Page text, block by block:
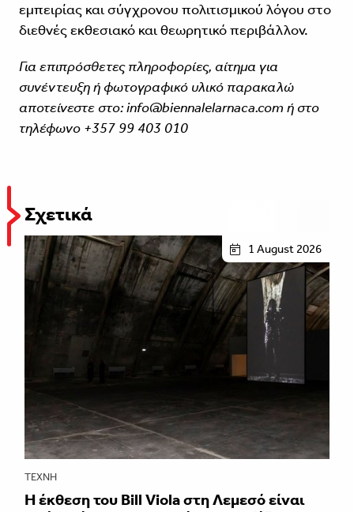
εμπειρίας και σύγχρονου πολιτισμικού λόγου στο
διεθνές εκθεσιακό και θεωρητικό περιβάλλον.
Για επιπρόσθετες πληροφορίες, αίτημα για
συνέντευξη ή φωτογραφικό υλικό παρακαλώ
αποτείνεστε στο: info@biennalelarnaca.com ή στο
τηλέφωνο +357 99 403 010
Σχετικά
1 August 2026
ΤΈΧΝΗ
Η έκθεση του Bill Viola στη Λεμεσό είναι